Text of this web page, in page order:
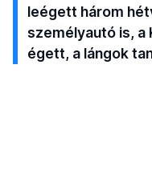
leégett három
személyautó is, a
égett, a lángok